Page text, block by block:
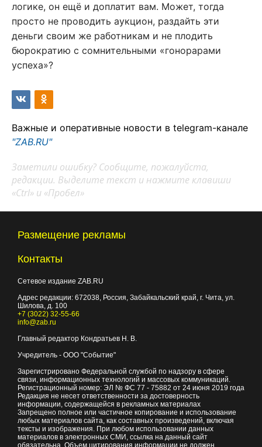
логике, он ещё и доплатит вам. Может, тогда
просто не проводить аукцион, раздайть эти
деньги своим же работникам и не плодить
бюрократию с сомнительными «гонорарами
успеха»?
Важные и оперативные новости в telegram-канале
"ZAB.RU"
Заметили ошибку? Сообщите, пожалуйста,
редакции. Выделите текст и нажмите клавиши
«Ctrl» и «Пробел»
Размещение рекламы
Контакты
Сетевое издание ZAB.RU
Адрес редакции: 672038, Россия, Забайкальский край, г. Чита, ул.
Шилова, д. 100
+7 (3022) 32-55-66
info@zab.ru
Главный редактор Кондратьев Н. В.
Учредитель - ООО "Событие"
Зарегистрировано Федеральной службой по надзору в сфере
связи, информационных технологий и массовых коммуникаций.
Регистрационный номер: ЭЛ № ФС 77 - 75882 от 24 июня 2019 года
Редакция не несет ответственности за достоверность
информации, содержащейся в рекламных материалах
Запрещено полное или частичное копирование и использование
любых материалов сайта, как составных произведений, включая
тексты и изображения. При любом использовании данных
материалов в электронных СМИ, ссылка на данный сайт